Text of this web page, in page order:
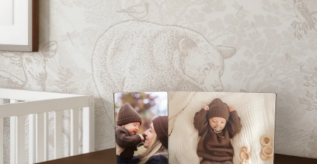
4,9 (sur la base de +15 000 avis)
Nos cadeaux sont appréciés. Les clients nous attribuent
une note de 4,9 sur Google Reviews (total de tous les
pays où nous sommes présents).
Carte de vœux gratuite
Créez quelque chose d’unique en quelques étapes – avec
son prénom, votre photo ou un message qui touche le cœur.